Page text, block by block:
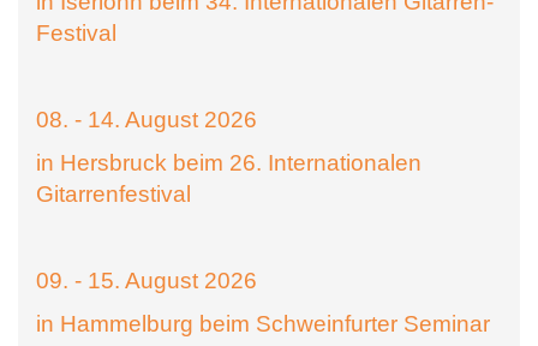
Festival
08. - 14. August 2026
in Hersbruck beim 26. Internationalen
Gitarrenfestival
09. - 15. August 2026
in Hammelburg beim Schweinfurter Seminar